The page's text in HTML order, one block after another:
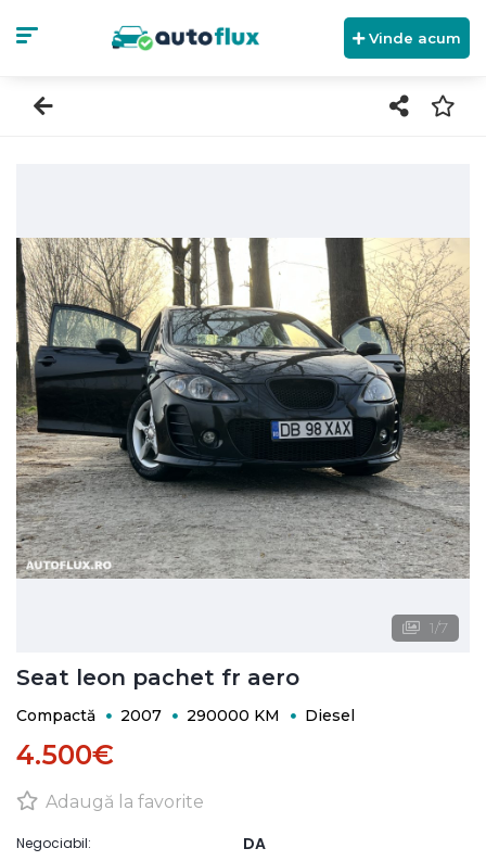
Vinde acum
1/7
Seat leon pachet fr aero
Compactă 2007 290000 KM Diesel
4.500€
Adaugă la favorite
Negociabil: DA